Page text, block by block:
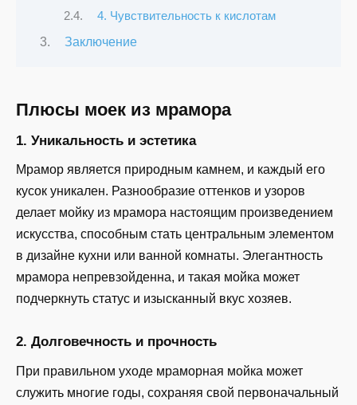
4. Чувствительность к кислотам
Заключение
Плюсы моек из мрамора
1. Уникальность и эстетика
Мрамор является природным камнем, и каждый его
кусок уникален. Разнообразие оттенков и узоров
делает мойку из мрамора настоящим произведением
искусства, способным стать центральным элементом
в дизайне кухни или ванной комнаты. Элегантность
мрамора непревзойденна, и такая мойка может
подчеркнуть статус и изысканный вкус хозяев.
2. Долговечность и прочность
При правильном уходе мраморная мойка может
служить многие годы, сохраняя свой первоначальный